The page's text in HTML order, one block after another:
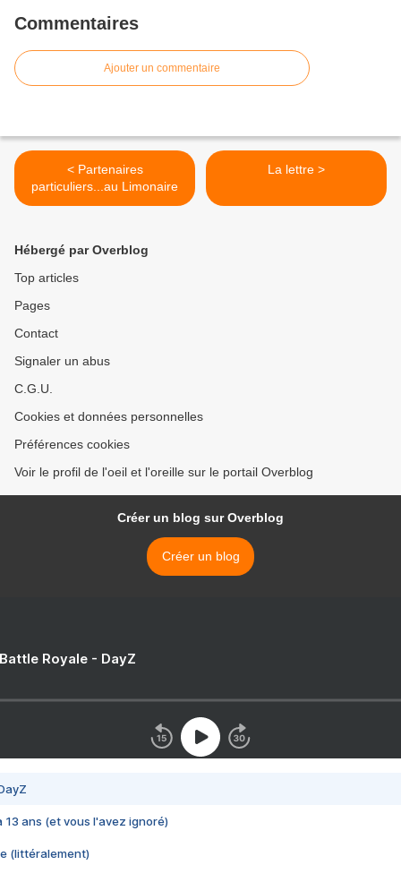
Commentaires
Ajouter un commentaire
< Partenaires
particuliers...au Limonaire
La lettre >
Hébergé par Overblog
Top articles
Pages
Contact
Signaler un abus
C.G.U.
Cookies et données personnelles
Préférences cookies
Voir le profil de l'oeil et l'oreille sur le portail Overblog
Créer un blog sur Overblog
Créer un blog
Royale - DayZ
13 ans (et vous l'avez ignoré)
(littéralement)